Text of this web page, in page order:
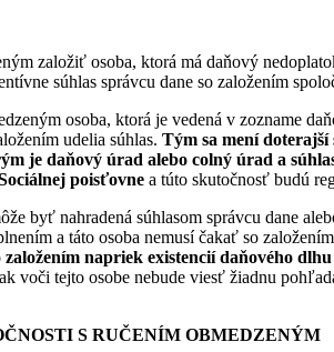
založiť osoba, ktorá má daňový
súhlas správcu dane so založením
osoba, ktorá je vedená v zozname
udelia súhlas. Tým sa mení doterajší
je daňový úrad alebo colný úrad a
poisťovne a túto skutočnosť budú
byť nahradená súhlasom správcu dane
a táto osoba nemusí čakať so
napriek existencií daňového
voči tejto osobe nebude viesť žiadnu
S RUČENÍM OBMEDZENÝM